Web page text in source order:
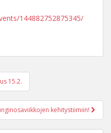
144882752875345/
15.2.
kehitystiimiin!